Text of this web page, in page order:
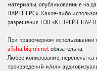
материалы, опубликованные на
ПАРТНЕРС». Какое-либо
разрешения ТОВ «КЕПРЕЙТ
При правомерном использовании
afisha.bigmir.net обязательна.
Любое копирование, перепечатка
произведений и/или